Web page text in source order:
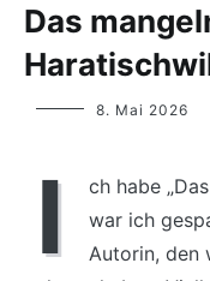
Das
Yvonne
8. Mai 2026
I
ch habe
war ich
Autorin, den